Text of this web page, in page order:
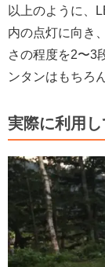
以上のように、
内の点灯に向き
さの程度を2〜3
ンタンはもちろ
実際に利用